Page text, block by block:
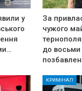
у
За
чужого
до восьми
КРИМІНАЛ